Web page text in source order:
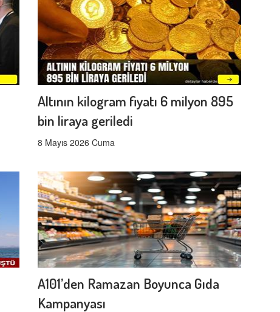
Altının kilogram fiyatı 6 milyon 895
bin liraya geriledi
8 Mayıs 2026 Cuma
A101’den Ramazan Boyunca Gıda
Kampanyası